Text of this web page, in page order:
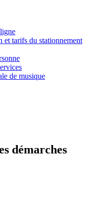
et tarifs du stationnement
de musique
démarches